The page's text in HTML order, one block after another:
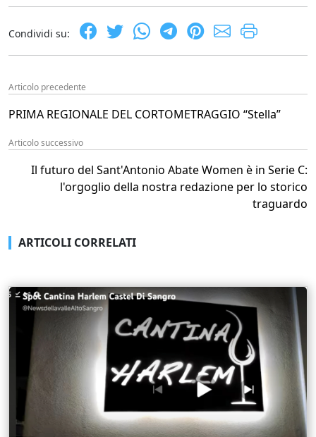
Condividi su:
Articolo precedente
PRIMA REGIONALE DEL CORTOMETRAGGIO “Stella”
Articolo successivo
Il futuro del Sant'Antonio Abate Women è in Serie C:
l'orgoglio della nostra redazione per lo storico
traguardo
ARTICOLI CORRELATI